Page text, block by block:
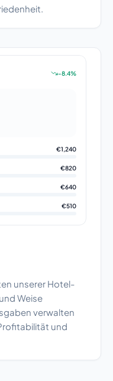
-8.4%
€1,240
€820
€640
€510
unserer Hotel-
Weise
verwalten
und